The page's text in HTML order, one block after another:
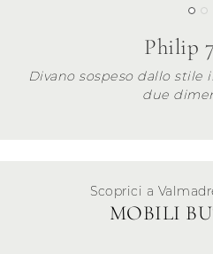
Philip
Divano sospeso dallo
due
Scoprici a
MOBILI